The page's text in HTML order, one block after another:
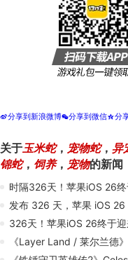
t分享到新浪微博w分享到微信z分
关于玉米蛇， 宠物蛇， 异
锦蛇， 饲养， 宠物的新闻
时隔326天！苹果iOS 26
326天！苹果iOS 26终于